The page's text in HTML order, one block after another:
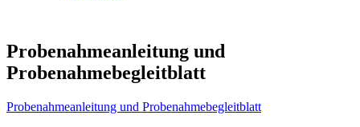
Probenahmeanleitung und
Probenahmebegleitblatt
Probenahmeanleitung und Probenahmebegleitblatt